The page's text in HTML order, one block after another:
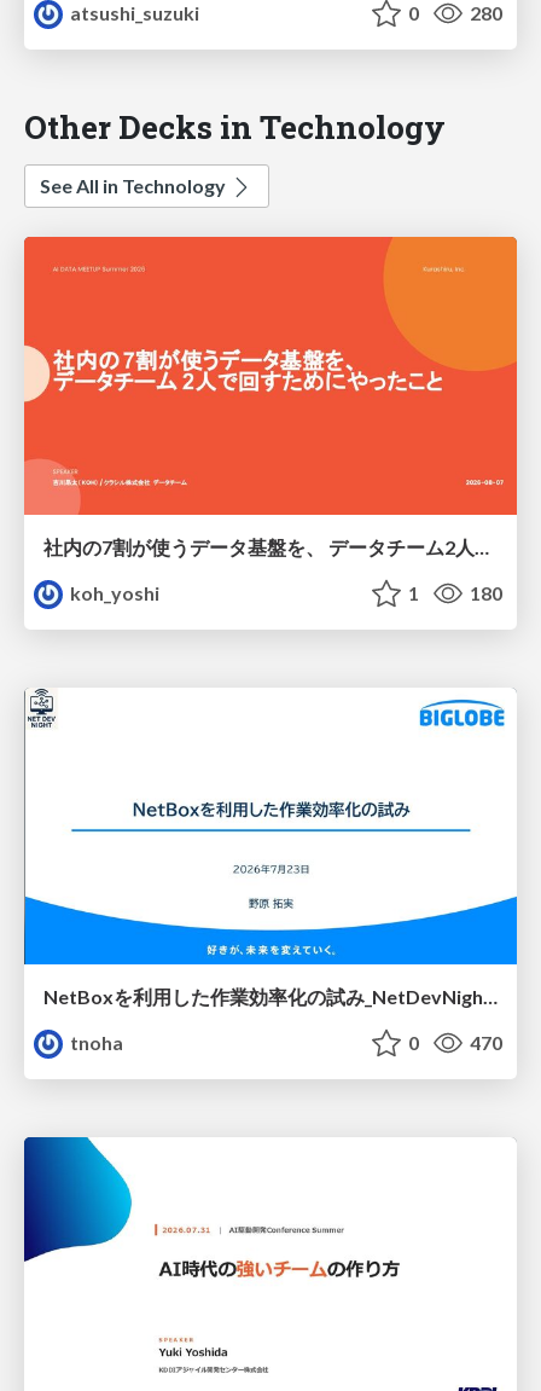
atsushi_suzuki
0 280
Other Decks in Technology
See All in Technology
koh_yoshi
1 180
NetBoxを利用した作業効率化の試み_NetDevNight4
tnoha
0 470